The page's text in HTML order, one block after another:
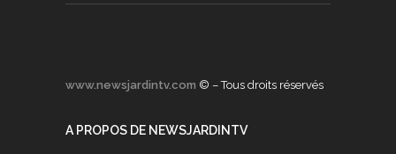
www.newsjardintv.com © – Tous droits réservés
A PROPOS DE NEWSJARDINTV